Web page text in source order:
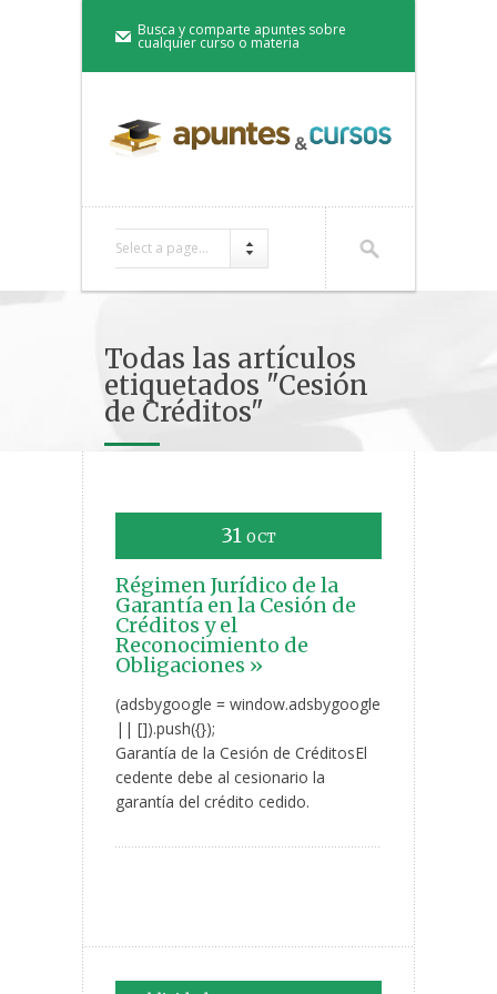
Busca y comparte apuntes sobre
cualquier curso o materia
Select a page...
Todas las artículos
etiquetados "Cesión
de Créditos"
31 OCT
Régimen Jurídico de la
Garantía en la Cesión de
Créditos y el
Reconocimiento de
Obligaciones »
(adsbygoogle = window.adsbygoogle
|| []).push({});
Garantía de la Cesión de CréditosEl
cedente debe al cesionario la
garantía del crédito cedido.